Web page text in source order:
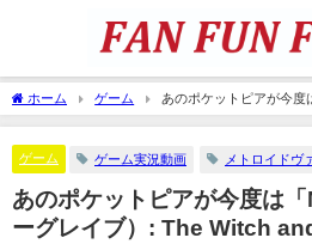
ホーム ゲーム
あのポケットピアが今度
ブ）: The Witch and The Curse」でホロウナイト
ゲーム
ゲーム実況動画 メトロイドヴ
あのポケットピアが今度は
ーグレイブ）: The Witch